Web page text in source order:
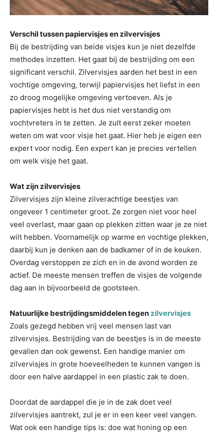
Verschil tussen papiervisjes en zilvervisjes
Bij de bestrijding van beide visjes kun je niet dezelfde
methodes inzetten. Het gaat bij de bestrijding om een
significant verschil. Zilvervisjes aarden het best in een
vochtige omgeving, terwijl papiervisjes het liefst in een
zo droog mogelijke omgeving vertoeven. Als je
papiervisjes hebt is het dus niet verstandig om
vochtvreters in te zetten. Je zult eerst zeker moeten
weten om wat voor visje het gaat. Hier heb je eigen een
expert voor nodig. Een expert kan je precies vertellen
om welk visje het gaat.
Wat zijn zilvervisjes
Zilvervisjes zijn kleine zilverachtige beestjes van
ongeveer 1 centimeter groot. Ze zorgen niet voor heel
veel overlast, maar gaan op plekken zitten waar je ze niet
wilt hebben. Voornamelijk op warme en vochtige plekken,
daarbij kun je denken aan de badkamer of in de keuken.
Overdag verstoppen ze zich en in de avond worden ze
actief. De meeste mensen treffen de visjes de volgende
dag aan in bijvoorbeeld de gootsteen.
Natuurlijke bestrijdingsmiddelen tegenzilvervisjes
Zoals gezegd hebben vrij veel mensen last van
zilvervisjes. Bestrijding van de beestjes is in de meeste
gevallen dan ook gewenst. Een handige manier om
zilvervisjes in grote hoeveelheden te kunnen vangen is
door een halve aardappel in een plastic zak te doen.
Doordat de aardappel die je in de zak doet veel
zilvervisjes aantrekt, zul je er in een keer veel vangen.
Wat ook een handige tips is: doe wat honing op een